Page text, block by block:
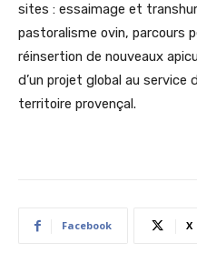
sites : essaimage et
pastoralisme ovin, parcours
réinsertion de nouveaux
d’un projet global au service
territoire provençal.
Facebook X